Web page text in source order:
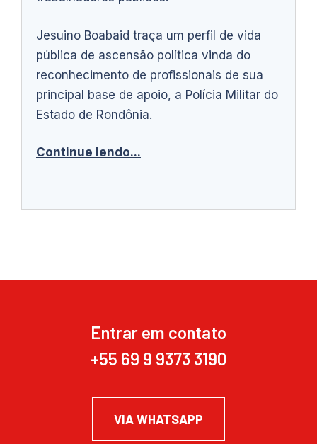
Jesuino Boabaid traça um perfil de vida
pública de ascensão política vinda do
reconhecimento de profissionais de sua
principal base de apoio, a Polícia Militar do
Estado de Rondônia.
Continue lendo...
Entrar em contato
+55 69 9 9373 3190
VIA WHATSAPP